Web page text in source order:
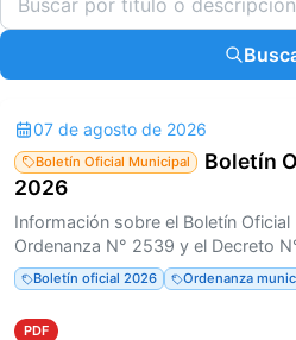
07 de agosto de 2026
Boletín Oficial Municipal
Boletín
2026
Información sobre el Boletín Oficial
Ordenanza N° 2539 y el Decreto
Boletín oficial 2026 Ordenanza
PDF